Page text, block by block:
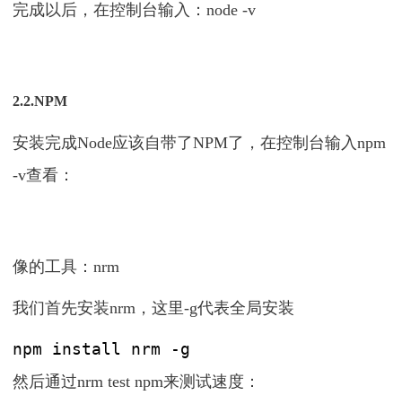
完成以后，在控制台输入：node -v
2.2.NPM
安装完成Node应该自带了NPM了，在控制台输入npm
-v查看：
像的工具：nrm
我们首先安装nrm，这里-g代表全局安装
npm install nrm -g
然后通过nrm test npm来测试速度：